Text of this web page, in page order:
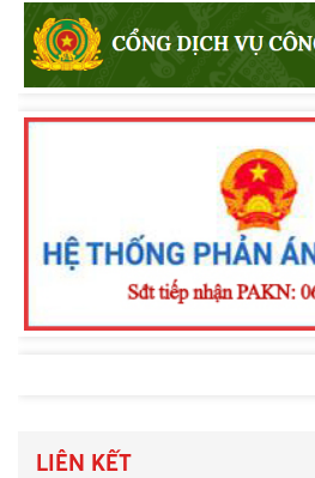
nước
tỉnh Lâm
luật nhất -
nhất”
LIÊN KẾT